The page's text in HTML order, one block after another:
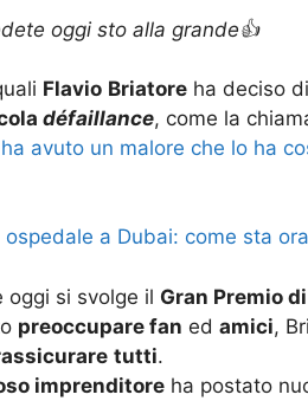
oggi sto alla grande👍
Flavio Briatore ha deciso
défaillance, come la
ha avuto un malore che lo ha
a Dubai: come sta ora
oggi si svolge il Gran Premio
preoccupare fan ed amici,
tutti.
imprenditore ha postato